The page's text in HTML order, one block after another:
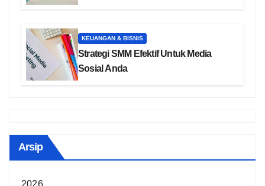
KEUANGAN & BISNIS
Strategi SMM Efektif Untuk Media
Sosial Anda
Arsip
2026